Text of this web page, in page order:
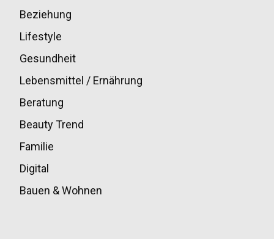
Beziehung
Lifestyle
Gesundheit
Lebensmittel / Ernährung
Beratung
Beauty Trend
Familie
Digital
Bauen & Wohnen